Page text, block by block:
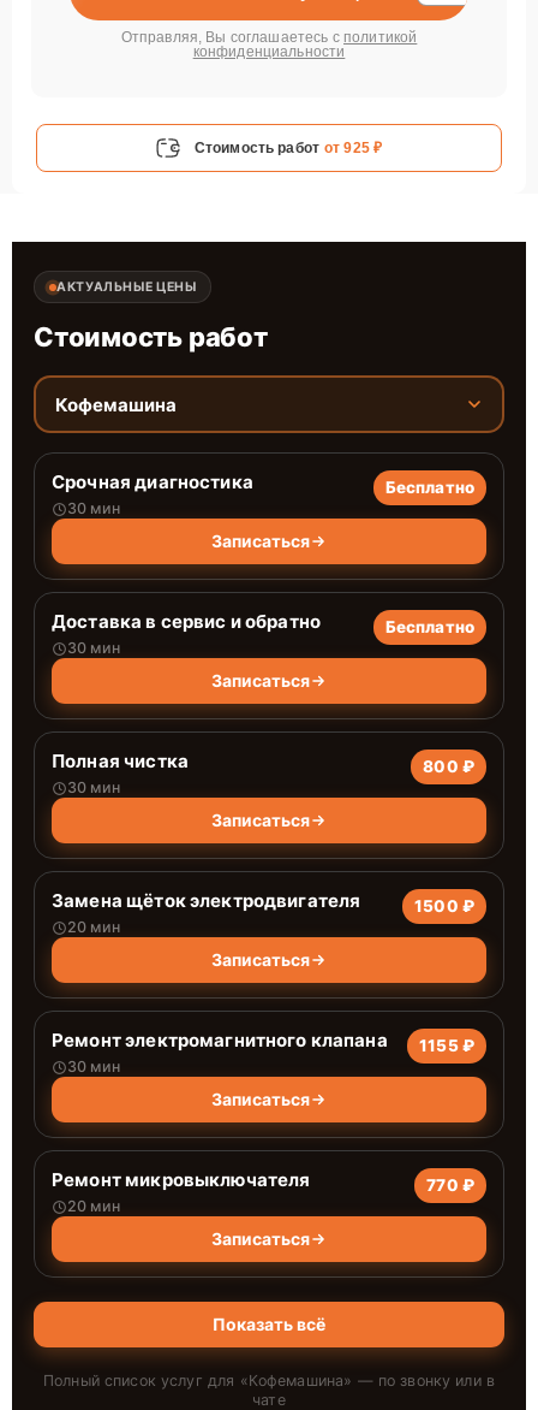
Отправляя, Вы соглашаетесь с политикой
конфиденциальности
Стоимость работ от 925 ₽
АКТУАЛЬНЫЕ ЦЕНЫ
Стоимость работ
Кофемашина
Срочная диагностика
30 мин
Бесплатно
Записаться
Доставка в сервис и обратно
30 мин
Бесплатно
Записаться
Полная чистка
30 мин
800 ₽
Записаться
Замена щёток электродвигателя
20 мин
1500 ₽
Записаться
Ремонт электромагнитного клапана
30 мин
1155 ₽
Записаться
Ремонт микровыключателя
20 мин
770 ₽
Записаться
Показать всё
Полный список услуг для «Кофемашина» — по звонку или в
чате